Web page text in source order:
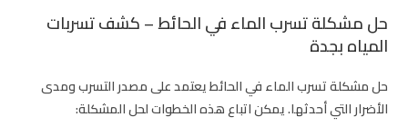
حل مشكلة تسرب الماء في الحائط – كشف تسربات
المياه بجدة
حل مشكلة تسرب الماء في الحائط يعتمد على مصدر التسرب ومدى
الأضرار التي أحدثها. يمكن اتباع هذه الخطوات لحل المشكلة: